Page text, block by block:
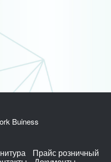
Buiness
Прайс розничный